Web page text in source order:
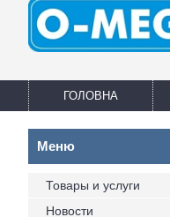
ГОЛОВНА
Товары и услуги
Новости